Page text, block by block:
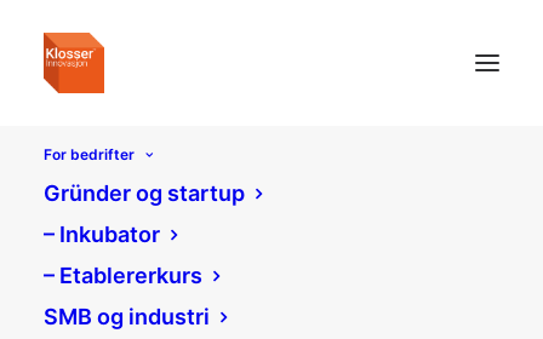
For bedrifter
Gründer og startup
– Inkubator
– Etablererkurs
SMB og industri